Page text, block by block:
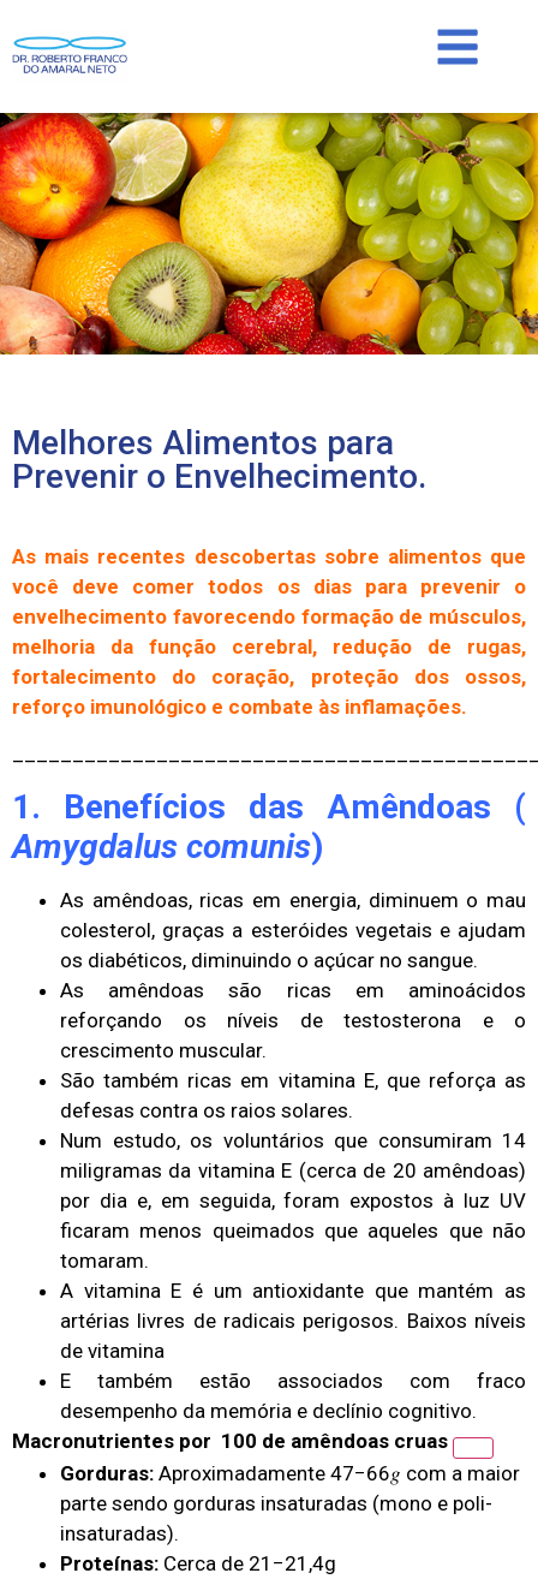
Melhores Alimentos para
Prevenir o Envelhecimento.
As mais recentes descobertas sobre alimentos que
você deve comer todos os dias para prevenir o
envelhecimento favorecendo formação de músculos,
melhoria da função cerebral, redução de rugas,
fortalecimento do coração, proteção dos ossos,
reforço imunológico e combate às inflamações.
1. Benefícios das Amêndoas (
Amygdalus comunis)
As amêndoas, ricas em energia, diminuem o mau
colesterol, graças a esteróides vegetais e ajudam
os diabéticos, diminuindo o açúcar no sangue.
As amêndoas são ricas em aminoácidos
reforçando os níveis de testosterona e o
crescimento muscular.
São também ricas em vitamina E, que reforça as
defesas contra os raios solares.
Num estudo, os voluntários que consumiram 14
miligramas da vitamina E (cerca de 20 amêndoas)
por dia e, em seguida, foram expostos à luz UV
ficaram menos queimados que aqueles que não
tomaram.
A vitamina E é um antioxidante que mantém as
artérias livres de radicais perigosos. Baixos níveis
de vitamina
E também estão associados com fraco
desempenho da memória e declínio cognitivo.
Macronutrientes por 100 de amêndoas cruas
Gorduras: Aproximadamente 47−66𝑔 com a maior
parte sendo gorduras insaturadas (mono e poli-
insaturadas).
Proteínas: Cerca de 21−21,4g